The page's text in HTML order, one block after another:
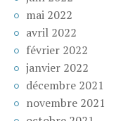
mai 2022
avril 2022
février 2022
janvier 2022
décembre 2021
novembre 2021